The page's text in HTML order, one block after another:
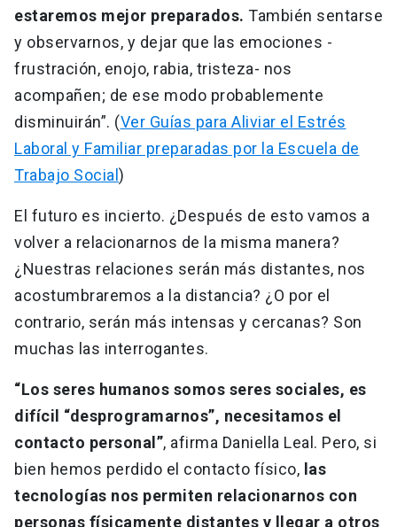
estaremos mejor preparados. También sentarse
y observarnos, y dejar que las emociones -
frustración, enojo, rabia, tristeza- nos
acompañen; de ese modo probablemente
disminuirán”. (Ver Guías para Aliviar el Estrés
Laboral y Familiar preparadas por la Escuela de
Trabajo Social )
El futuro es incierto. ¿Después de esto vamos a
volver a relacionarnos de la misma manera?
¿Nuestras relaciones serán más distantes, nos
acostumbraremos a la distancia? ¿O por el
contrario, serán más intensas y cercanas? Son
muchas las interrogantes.
“Los seres humanos somos seres sociales, es
difícil “desprogramarnos”, necesitamos el
contacto personal”, afirma Daniella Leal. Pero, si
bien hemos perdido el contacto físico, las
tecnologías nos permiten relacionarnos con
personas físicamente distantes y llegar a otros